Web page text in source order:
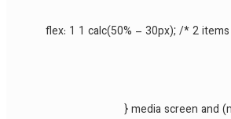
flex: 1 1 calc(50% – 30px); /* 2